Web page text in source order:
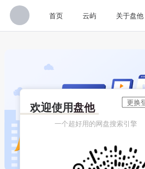
首页 云屿 关于盘他
欢迎使用盘他
一个超好用的网盘搜索引擎